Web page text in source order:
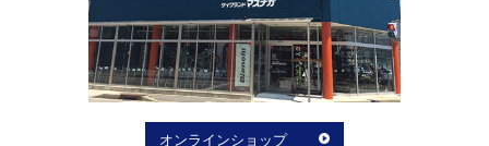
オンラインショップ